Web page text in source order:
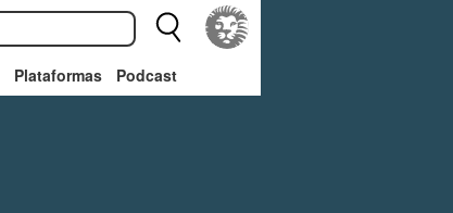
Plataformas Podcast